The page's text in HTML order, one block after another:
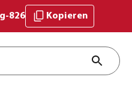
826 Kopieren